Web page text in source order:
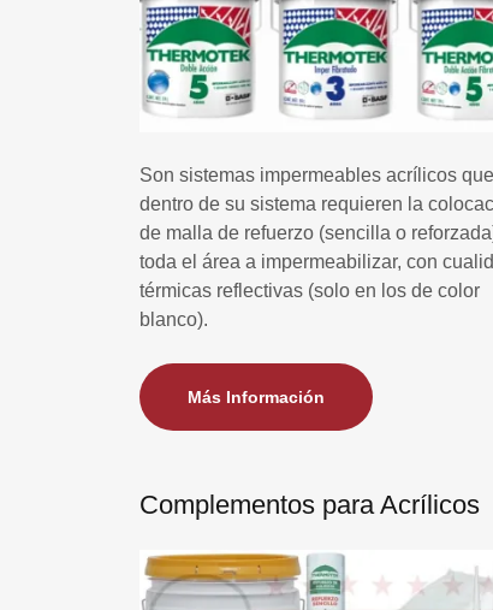
Son sistemas impermeables acrílicos que
dentro de su sistema requieren la
de malla de refuerzo (sencilla o
toda el área a impermeabilizar, con
térmicas reflectivas (solo en los de color
blanco).
Más Información
Complementos para Acrílicos